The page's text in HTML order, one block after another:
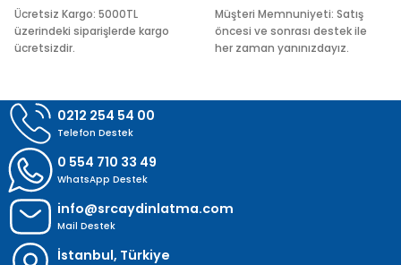
Ücretsiz Kargo: 5000TL
üzerindeki siparişlerde kargo
ücretsizdir.
Müşteri Memnuniyeti: Satış
öncesi ve sonrası destek ile
her zaman yanınızdayız.
0212 254 54 00
Telefon Destek
0 554 710 33 49
WhatsApp Destek
info@srcaydinlatma.com
Mail Destek
İstanbul, Türkiye